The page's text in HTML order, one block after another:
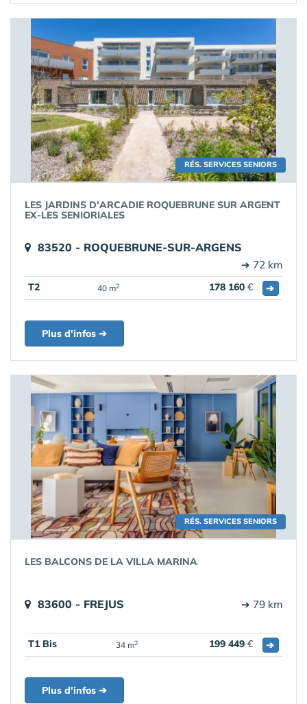
RÉS. SERVICES SENIORS
LES JARDINS D'ARCADIE ROQUEBRUNE SUR ARGENT
EX-LES SENIORIALES
83520 - ROQUEBRUNE-SUR-ARGENS
➔ 72 km
T2 40 m2 178 160 € ➔
Plus d'infos ➔
RÉS. SERVICES SENIORS
LES BALCONS DE LA VILLA MARINA
83600 - FREJUS ➔ 79 km
T1 Bis 34 m2 199 449 € ➔
Plus d'infos ➔